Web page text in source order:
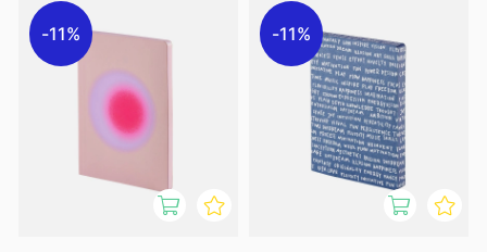
11% 11%